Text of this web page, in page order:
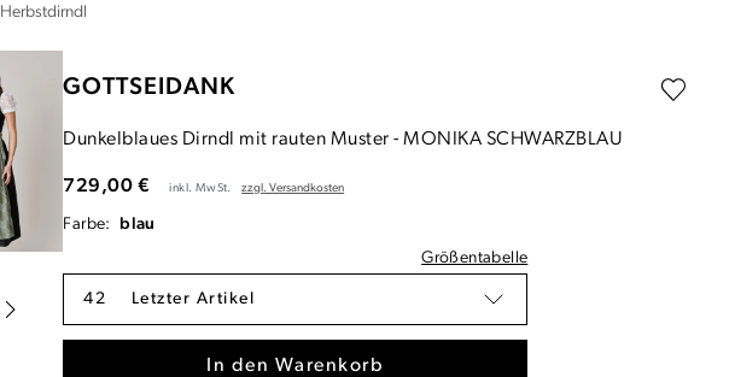
Herbstdirndl
GOTTSEIDANK
Dunkelblaues Dirndl mit rauten Muster -MONIKA SCHWARZBLAU
729,00 € inkl. MwSt. zzgl. Versandkosten
Farbe:
blau
Größentabelle
42 Letzter Artikel
In den Warenkorb